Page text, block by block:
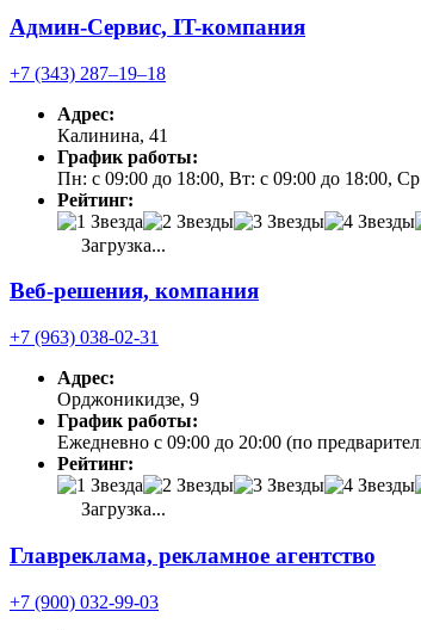
Админ-Сервис, IT-компания
+7 (343) 287‒19‒18
Адрес:
Калинина, 41
График работы:
Пн: с 09:00 до 18:00, Вт: с 09:00 до 18:00,
Рейтинг:
Загрузка...
Веб-решения, компания
+7 (963) 038-02-31
Адрес:
Орджоникидзе, 9
График работы:
Ежедневно с 09:00 до 20:00 (по
Рейтинг:
Загрузка...
Главреклама, рекламное агентство
+7 (900) 032-99-03